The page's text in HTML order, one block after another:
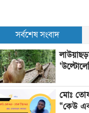
সর্বশেষ সংবাদ
মোঃ
“কেউ